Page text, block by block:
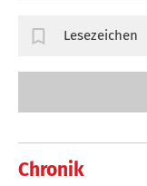
Chronik
Lesezeichen